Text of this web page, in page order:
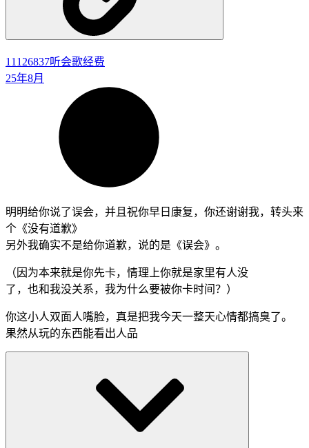
11126837听会歌经费
25年8月
明明给你说了误会，并且祝你早日康复，你还谢谢我，转头来
个《没有道歉》
另外我确实不是给你道歉，说的是《误会》。
（因为本来就是你先卡，情理上你就是家里有人没
了，也和我没关系，我为什么要被你卡时间？）
你这小人双面人嘴脸，真是把我今天一整天心情都搞臭了。
果然从玩的东西能看出人品